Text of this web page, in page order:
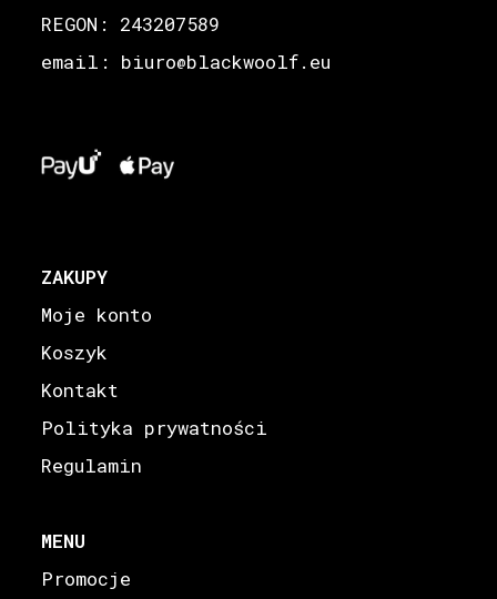
REGON: 243207589
email: biuro@blackwoolf.eu
ZAKUPY
Moje konto
Koszyk
Kontakt
Polityka prywatności
Regulamin
MENU
Promocje